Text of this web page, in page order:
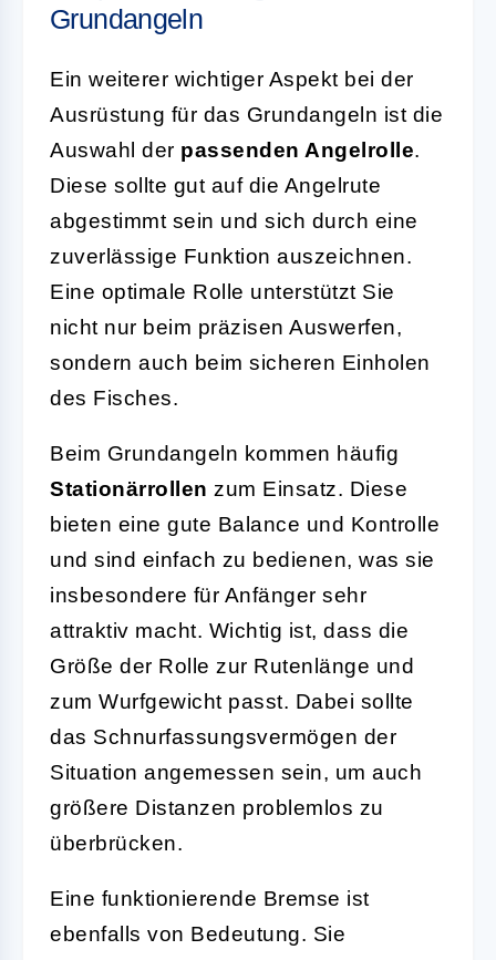
Grundangeln
Ein weiterer wichtiger Aspekt bei der
Ausrüstung für das Grundangeln ist die
Auswahl der passenden Angelrolle.
Diese sollte gut auf die Angelrute
abgestimmt sein und sich durch eine
zuverlässige Funktion auszeichnen.
Eine optimale Rolle unterstützt Sie
nicht nur beim präzisen Auswerfen,
sondern auch beim sicheren Einholen
des Fisches.
Beim Grundangeln kommen häufig
Stationärrollen zum Einsatz. Diese
bieten eine gute Balance und Kontrolle
und sind einfach zu bedienen, was sie
insbesondere für Anfänger sehr
attraktiv macht. Wichtig ist, dass die
Größe der Rolle zur Rutenlänge und
zum Wurfgewicht passt. Dabei sollte
das Schnurfassungsvermögen der
Situation angemessen sein, um auch
größere Distanzen problemlos zu
überbrücken.
Eine funktionierende Bremse ist
ebenfalls von Bedeutung. Sie